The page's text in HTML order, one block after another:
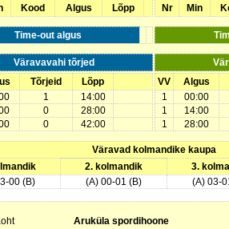
Kood Algus Lõpp
Nr
Min
Time-out algus
Väravavahi tõrjed
Tõrjeid
Lõpp
1
14:00
0
28:00
0 42:00
VV Algus
1
00:00
1
14:00
1
28:00
Väravad kolmandike kaupa
2. kolmandik 3.
00 (B)
(A) 00-01 (B) (A) 03-
Aruküla spordihoone